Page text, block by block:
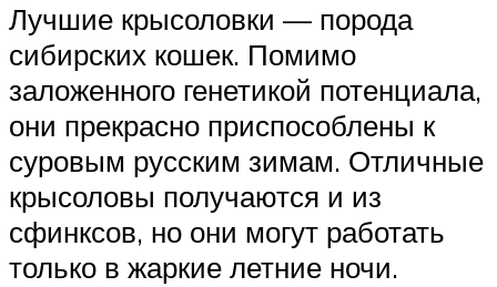
Лучшие крысоловки — порода
сибирских кошек. Помимо
заложенного генетикой потенциала,
они прекрасно приспособлены к
суровым русским зимам. Отличные
крысоловы получаются и из
сфинксов, но они могут работать
только в жаркие летние ночи.